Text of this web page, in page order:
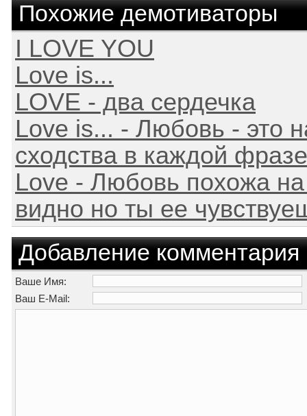
Похожие демотиваторы
I LOVE YOU
Love is...
LOVE - два сердечка
Love is... - Любовь - это
сходства в каждой
Love - Любовь похожа
видно но ты ее
Добавление комментария
Ваше Имя:
Ваш E-Mail: